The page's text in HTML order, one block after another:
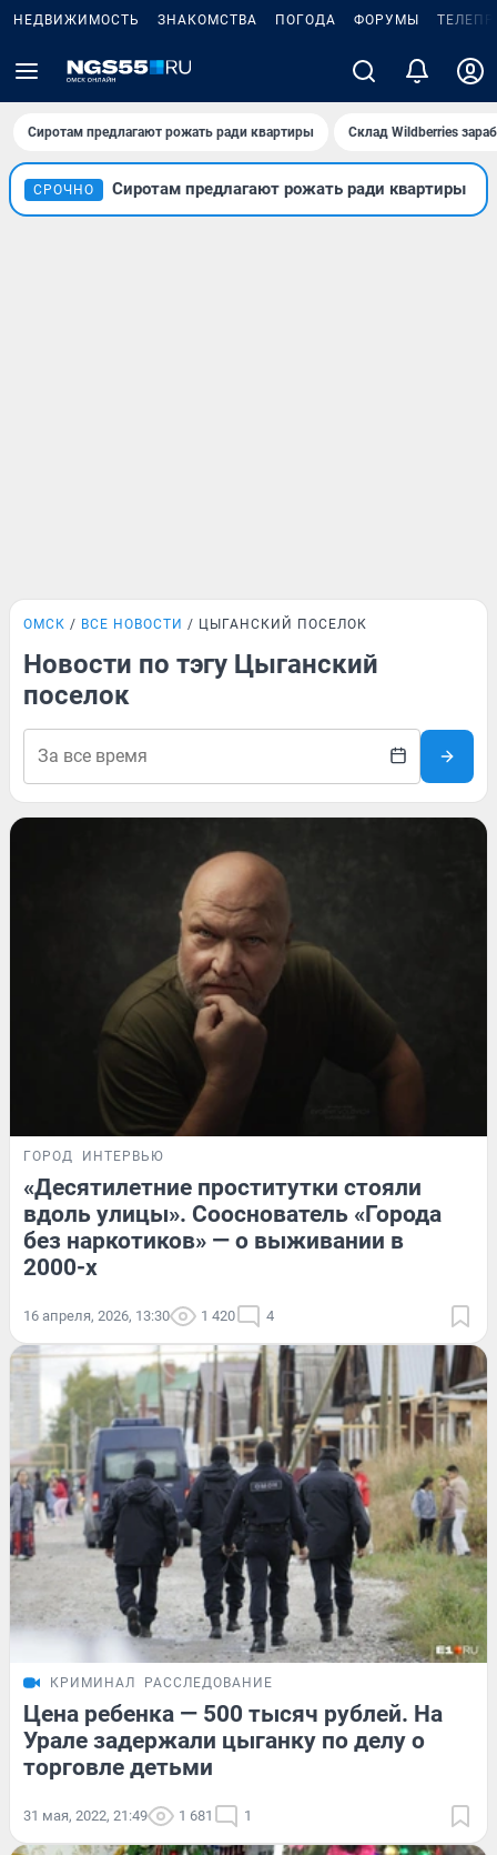
НЕДВИЖИМОСТЬ ЗНАКОМСТВА ПОГОДА ФОРУМЫ
Сиротам предлагают рожать ради квартиры Склад Wildberries
СРОЧНО Сиротам предлагают рожать ради квартиры
ОМСК ВСЕ НОВОСТИ ЦЫГАНСКИЙ ПОСЕЛОК
Новости по тэгу Цыганский
поселок
ГОРОД ИНТЕРВЬЮ
«Десятилетние проститутки стояли
вдоль улицы». Сооснователь «Города
без наркотиков» — о выживании в
2000-х
16 апреля, 2026, 13:30 1 420 4
КРИМИНАЛ РАССЛЕДОВАНИЕ
Цена ребенка — 500 тысяч рублей. На
Урале задержали цыганку по делу о
торговле детьми
31 мая, 2022, 21:49 1 681 1